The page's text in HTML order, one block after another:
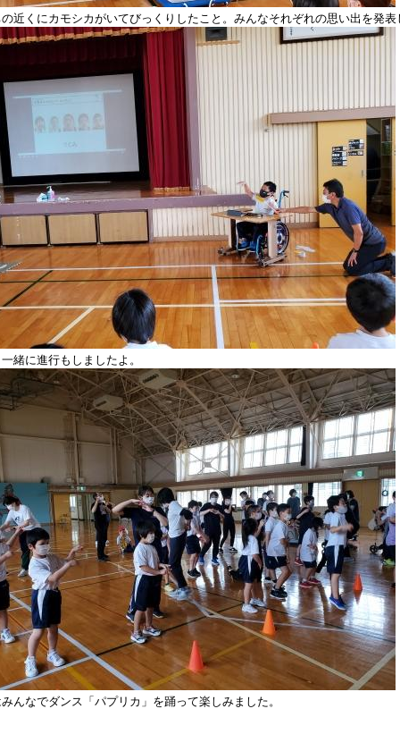
近くにカモシカがいてびっくりしたこと。みんなそれぞれの思い出を発
緒に進行もしましたよ。
んなでダンス「パプリカ」を踊って楽しみました。